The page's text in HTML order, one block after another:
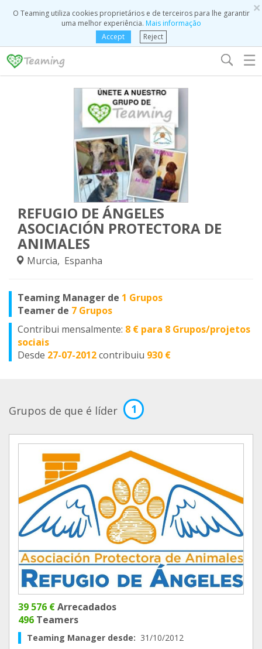
×
O Teaming utiliza cookies proprietários e de terceiros para lhe garantir
uma melhor experiência. Mais informação
Accept
Reject
☰
REFUGIO DE ÁNGELES
ASOCIACIÓN PROTECTORA DE
ANIMALES
Murcia, Espanha
Teaming Manager de 1 Grupos
Teamer de 7 Grupos
Contribui mensalmente: 8 € para 8 Grupos/projetos
sociais
Desde 27-07-2012contribuiu 930 €
Grupos de que é líder 1
39 576 €Arrecadados
496 Teamers
Teaming Manager desde: 31/10/2012